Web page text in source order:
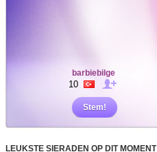
barbiebilge
10
Stem!
LEUKSTE SIERADEN OP DIT MOMENT